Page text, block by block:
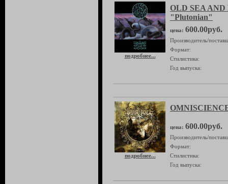
подробнее...
OLD SEA
"Plutonian"
цена: 600.00руб.
Производитель/
Формат:
Стилистика:
Год выпуска:
подробнее...
цена: 600.00руб.
Производитель/
Формат:
Стилистика:
Год выпуска: